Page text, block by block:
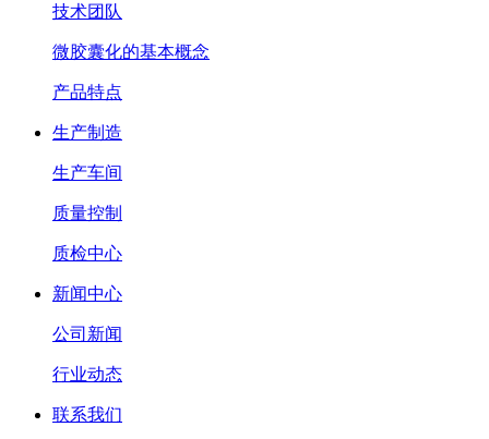
技术团队
微胶囊化的基本概念
产品特点
生产制造
生产车间
质量控制
质检中心
新闻中心
公司新闻
行业动态
联系我们